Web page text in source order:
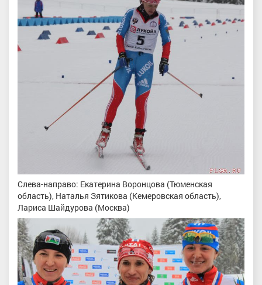
Слева-направо: Екатерина Воронцова (Тюменская
область), Наталья Зятикова (Кемеровская область),
Лариса Шайдурова (Москва)